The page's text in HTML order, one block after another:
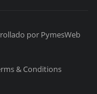
por PymesWeb
& Conditions